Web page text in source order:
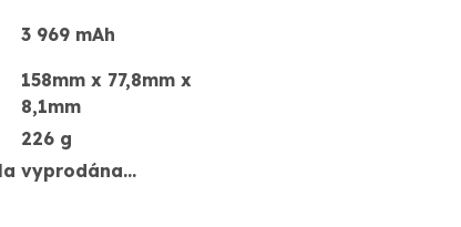
3 969 mAh
158mm x 77,8mm x
8,1mm
226 g
vyprodána…